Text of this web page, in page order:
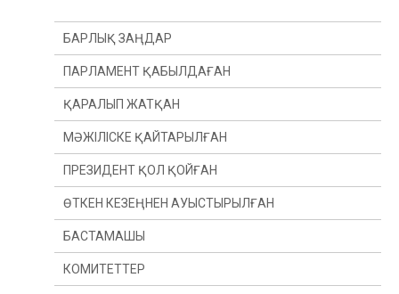
БАРЛЫҚ ЗАҢДАР
ПАРЛАМЕНТ ҚАБЫЛДАҒАН
ҚАРАЛЫП ЖАТҚАН
МӘЖІЛІСКЕ ҚАЙТАРЫЛҒАН
ПРЕЗИДЕНТ ҚОЛ ҚОЙҒАН
ӨТКЕН КЕЗЕҢНЕН АУЫСТЫРЫЛҒАН
ӨТКЕН ЖЫЛДАН
ӨТКЕН СЕССИЯДАН
БАСТАМАШЫ
ПРЕЗИДЕНТ
КОМИТЕТТЕР